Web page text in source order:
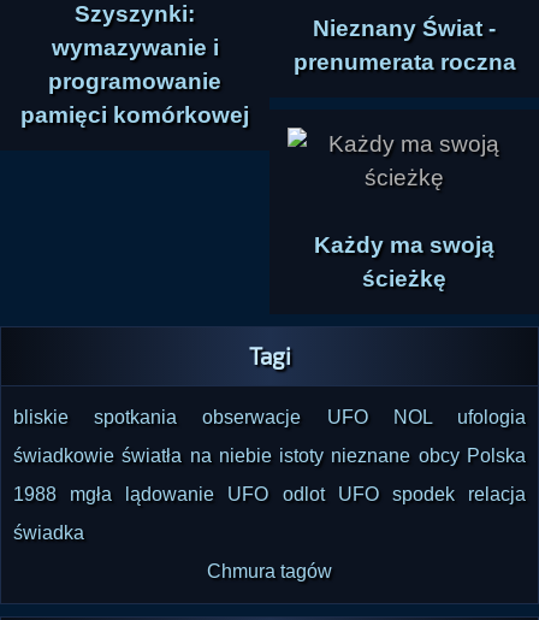
Szyszynki:
wymazywanie i
programowanie
pamięci komórkowej
Nieznany Świat -
prenumerata roczna
Każdy ma swoją
ścieżkę
Tagi
bliskie spotkania obserwacje UFO NOL
ufologia
świadkowie światła na niebie istoty nieznane obcy Polska
1988
mgła lądowanie UFO odlot UFO spodek
relacja
świadka
Chmura tagów